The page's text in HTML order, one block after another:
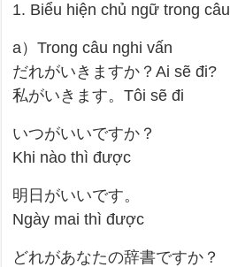
1. Biểu hiện chủ ngữ trong câu
a）Trong câu nghi vấn
だれがいきますか？Ai sẽ đi?
私がいきます。Tôi sẽ đi
いつがいいですか？
Khi nào thì được
明日がいいです。
Ngày mai thì được
どれがあなたの辞書ですか？